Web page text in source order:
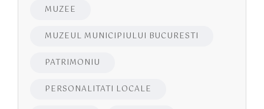
MUZEE
MUZEUL MUNICIPIULUI BUCURESTI
PATRIMONIU
PERSONALITATI LOCALE